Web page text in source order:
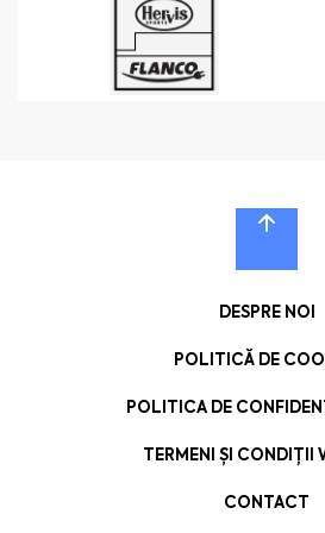
DESPRE NOI
POLITICĂ DE
POLITICA DE
TERMENI ȘI CONDIȚII
CONTACT